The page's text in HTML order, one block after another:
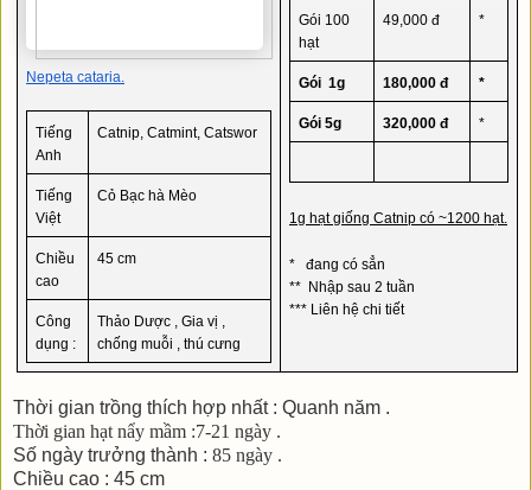
Nepeta cataria.
Tiếng
Anh
Catnip, Catmint, Catswor
Tiếng
Việt
Cỏ Bạc hà Mèo
Chiều
cao
45 cm
Công
dụng :
Thảo Dược , Gia vị ,
chống muỗi , thú cưng
Gói 100
hạt
49,000 đ *
Gói  1g 180,000 đ *
Gói 5g 320,000 đ *
1g hạt giống Catnip có ~1200 hạt.
*   đang có sẳn
**  Nhập sau 2 tuần
*** Liên hệ chi tiết
Thời gian trồng thích hợp nhất : Quanh năm .
Thời gian hạt nẩy mầm :7-21 ngày .
Số ngày trưởng thành : 85 ngày .
Chiều cao : 45 cm